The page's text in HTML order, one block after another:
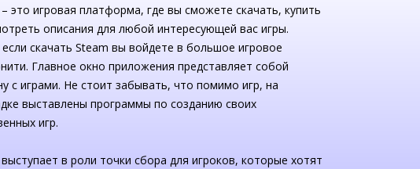
это игровая платформа, где вы сможете скачать, купить
описания для любой интересующей вас игры.
скачать Steam вы войдете в большое игровое
Главное окно приложения представляет собой
с играми. Не стоит забывать, что помимо игр, на
выставлены программы по созданию своих
игр.
в роли точки сбора для игроков, которые хотят